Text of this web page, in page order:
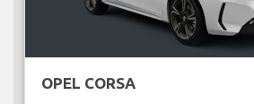
OPEL CORSA